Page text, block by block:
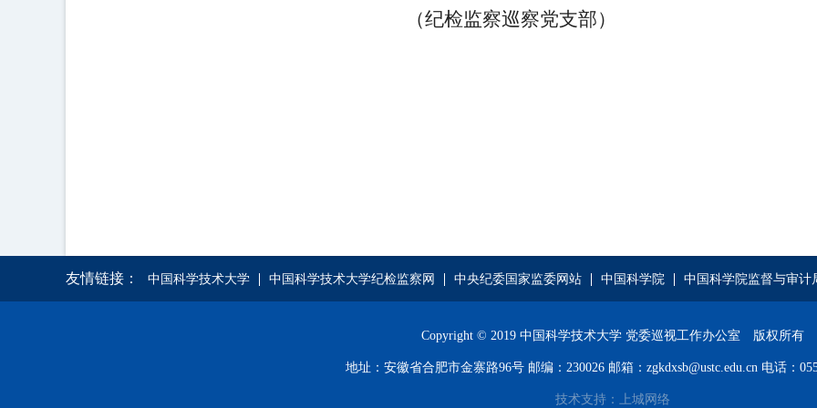
（纪检监察巡察党支部）
友情链接： 中国科学技术大学 中国科学技术大学纪检监察网 中央纪委国家监委网站 中国科学院 中国科学院监督与审计
Copyright © 2019 中国科学技术大学 党委巡视工作办公室 版权所有
地址：安徽省合肥市金寨路96号 邮编：230026 邮箱：zgkdxsb@ustc.edu.cn 电话：
技术支持：上城网络